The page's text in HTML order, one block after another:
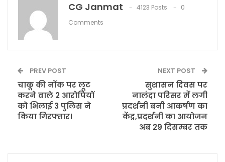
CG Janmat 4123 Posts
0
Comments
PREV POST
चाकू की नोंक पर लूट
करने वाले 2 आरोपियों
को भिलाई 3 पुलिस ने
किया गिरफ्तार।
NEXT POST
सुशासन दिवस पर
नालंदा परिसर में लगी
प्रदर्शनी बनी आकर्षण का
केंद्र,प्रदर्शनी का आयोजन
अब 29 दिसम्बर तक